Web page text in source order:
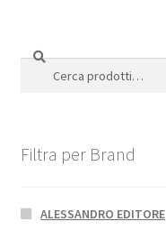
Cerca:
Filtra per Brand
ALESSANDRO EDITORE